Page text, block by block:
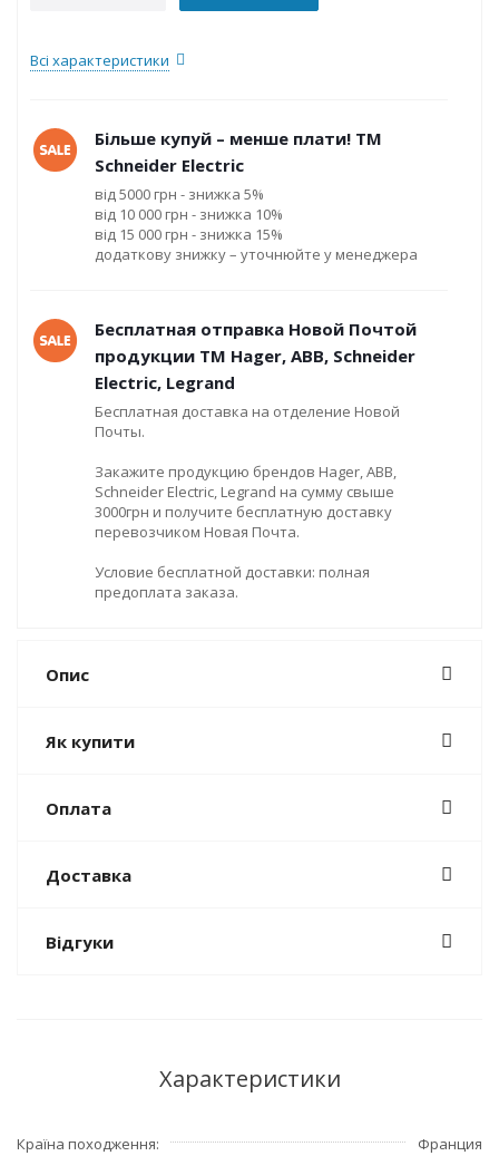
Всі характеристики
Більше купуй – менше плати! ТМ
Schneider Electric
від 5000 грн - знижка 5%
від 10 000 грн - знижка 10%
від 15 000 грн - знижка 15%
додаткову знижку – уточнюйте у менеджера
Бесплатная отправка Новой Почтой
продукции ТМ Hager, ABB, Schneider
Electric, Legrand
Бесплатная доставка на отделение Новой
Почты.
Закажите продукцию брендов Hager, ABB,
Schneider Electric, Legrand на сумму свыше
3000грн и получите бесплатную доставку
перевозчиком Новая Почта.
Условие бесплатной доставки: полная
предоплата заказа.
Опис
Як купити
Оплата
Доставка
Відгуки
Характеристики
Країна походження
Франция